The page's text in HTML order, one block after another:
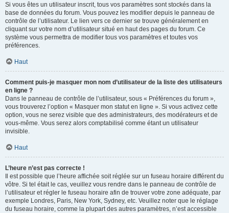
Si vous êtes un utilisateur inscrit, tous vos paramètres sont stockés dans la
base de données du forum. Vous pouvez les modifier depuis le panneau de
contrôle de l’utilisateur. Le lien vers ce dernier se trouve généralement en
cliquant sur votre nom d’utilisateur situé en haut des pages du forum. Ce
système vous permettra de modifier tous vos paramètres et toutes vos
préférences.
Haut
Comment puis-je masquer mon nom d’utilisateur de la liste des utilisateurs
en ligne ?
Dans le panneau de contrôle de l’utilisateur, sous « Préférences du forum »,
vous trouverez l’option « Masquer mon statut en ligne ». Si vous activez cette
option, vous ne serez visible que des administrateurs, des modérateurs et de
vous-même. Vous serez alors comptabilisé comme étant un utilisateur
invisible.
Haut
L’heure n’est pas correcte !
Il est possible que l’heure affichée soit réglée sur un fuseau horaire différent du
vôtre. Si tel était le cas, veuillez vous rendre dans le panneau de contrôle de
l’utilisateur et régler le fuseau horaire afin de trouver votre zone adéquate, par
exemple Londres, Paris, New York, Sydney, etc. Veuillez noter que le réglage
du fuseau horaire, comme la plupart des autres paramètres, n’est accessible